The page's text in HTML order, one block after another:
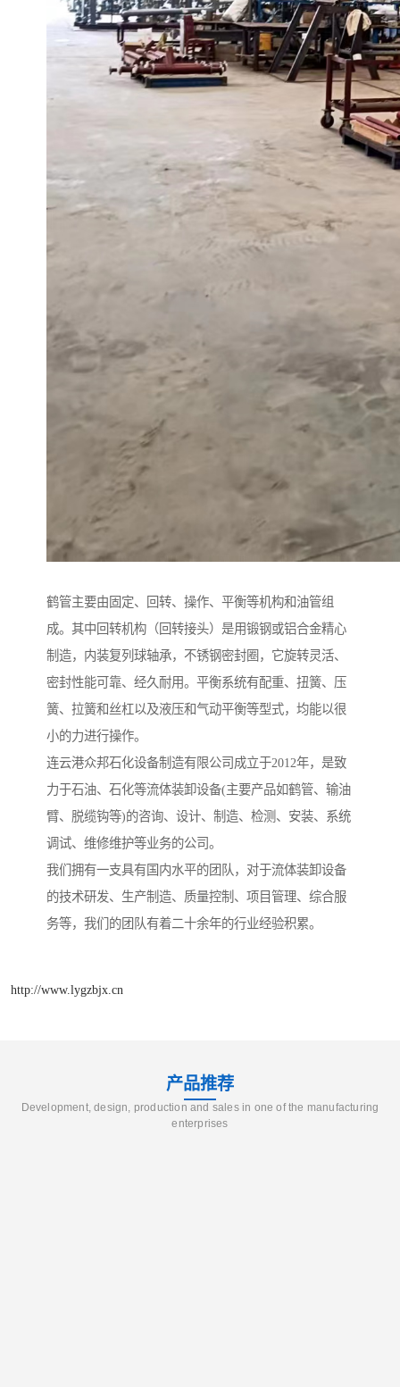
鹤管主要由固定、回转、操作、平衡等机构和油管组
成。其中回转机构（回转接头）是用锻钢或铝合金精心
制造，内装复列球轴承，不锈钢密封圈，它旋转灵活、
密封性能可靠、经久耐用。平衡系统有配重、扭簧、压
簧、拉簧和丝杠以及液压和气动平衡等型式，均能以很
小的力进行操作。
连云港众邦石化设备制造有限公司成立于2012年，是致
力于石油、石化等流体装卸设备(主要产品如鹤管、输油
臂、脱缆钩等)的咨询、设计、制造、检测、安装、系统
调试、维修维护等业务的公司。
我们拥有一支具有国内水平的团队，对于流体装卸设备
的技术研发、生产制造、质量控制、项目管理、综合服
务等，我们的团队有着二十余年的行业经验积累。
http://www.lygzbjx.cn
产品推荐
Development, design, production and sales in one of the manufacturing
enterprises